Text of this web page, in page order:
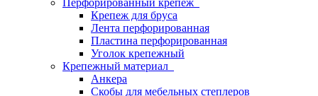
Перфорированный крепеж
Крепеж для бруса
Лента перфорированная
Пластина перфорированная
Уголок крепежный
Крепежный материал
Анкера
Скобы для мебельных степлеров